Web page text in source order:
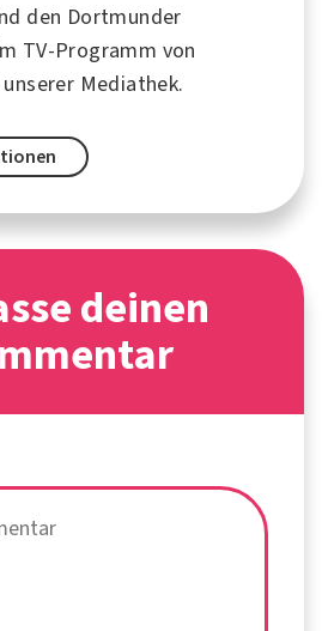
den Dortmunder
TV-Programm von
Mediathek.
deinen